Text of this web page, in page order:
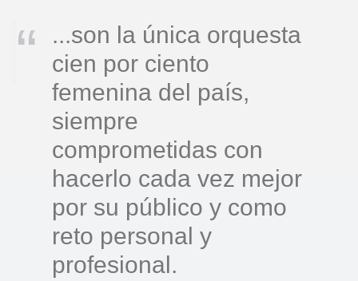
...son la única orquesta
cien por ciento
femenina del país,
siempre
comprometidas con
hacerlo cada vez mejor
por su público y como
reto personal y
profesional.